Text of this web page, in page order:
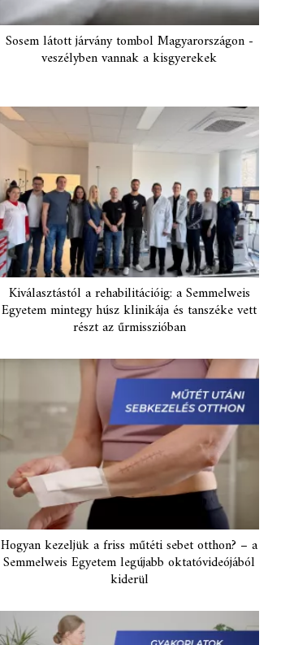
Sosem látott járvány tombol Magyarországon -
veszélyben vannak a kisgyerekek
Kiválasztástól a rehabilitációig: a Semmelweis
Egyetem mintegy húsz klinikája és tanszéke vett
részt az űrmisszióban
Hogyan kezeljük a friss műtéti sebet otthon? – a
Semmelweis Egyetem legújabb oktatóvideójából
kiderül